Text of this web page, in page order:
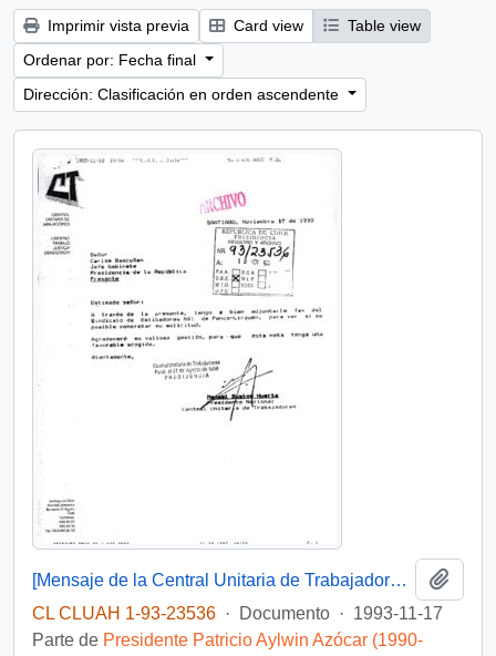
Imprimir vista previa Card view
Table view
Ordenar por: Fecha final
Dirección: Clasificación en orden ascendente
[Mensaje de la Central Unitaria de Trabajadores dirigido al Jefe de Gabinete Presidencial, mediante el cual adjunta solicitud del Sindicato de Estibadores N° 1 de Penco-Lirquén]
CL CLUAH 1-93-23536 · Documento · 1993-11-17
Parte de Presidente Patricio Aylwin Azócar (1990-